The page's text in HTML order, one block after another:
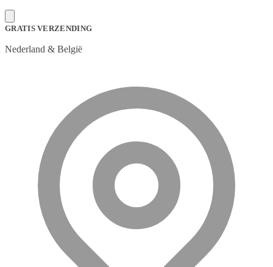
GRATIS VERZENDING
Nederland & België